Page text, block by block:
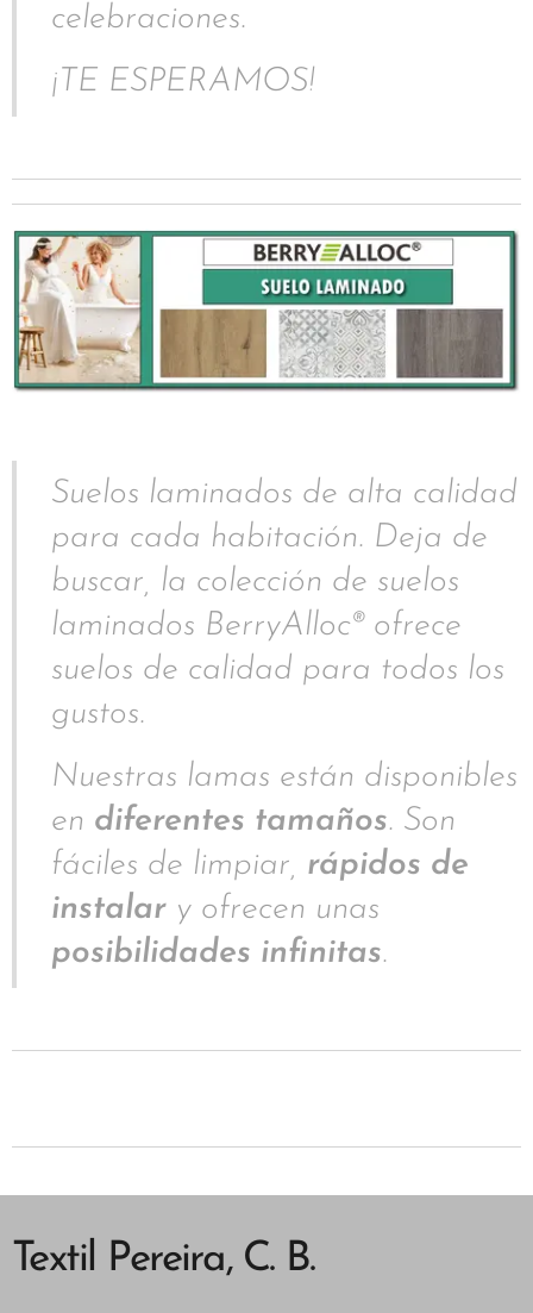
celebraciones.
¡TE ESPERAMOS!
Suelos laminados de alta calidad
para cada habitación. Deja de
buscar, la colección de suelos
laminados BerryAlloc® ofrece
suelos de calidad para todos los
gustos.
Nuestras lamas están disponibles
en diferentes tamaños. Son
fáciles de limpiar, rápidos de
instalar y ofrecen unas
posibilidades infinitas.
Textil Pereira, C. B.